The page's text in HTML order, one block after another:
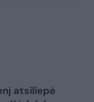
atsiliepė